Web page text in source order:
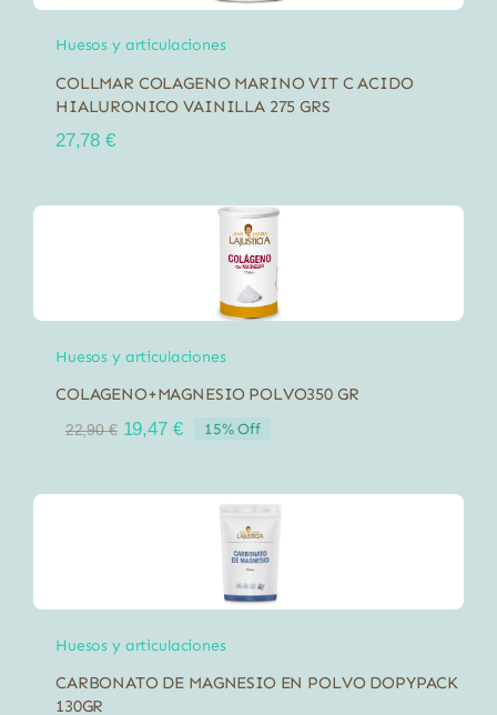
Huesos y articulaciones
COLLMAR COLAGENO MARINO VIT C ACIDO
HIALURONICO VAINILLA 275 GRS
27,78 €
Huesos y articulaciones
COLAGENO+MAGNESIO POLVO350 GR
22,90€ El
era:
19,47 €El
es:
19,47 €.
15% Off
Huesos y articulaciones
CARBONATO DE MAGNESIO EN POLVO DOPYPACK
130GR